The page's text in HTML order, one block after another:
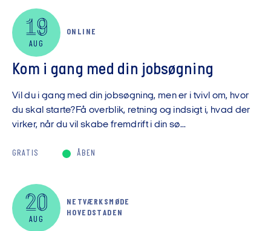
19
AUG
ONLINE
Kom i gang med din jobsøgning
Vil du i gang med din jobsøgning, men er i tvivl om, hvor
du skal starte?Få overblik, retning og indsigt i, hvad der
virker, når du vil skabe fremdrift i din sø...
GRATIS ÅBEN
20
AUG
NETVÆRKSMØDE
HOVEDSTADEN